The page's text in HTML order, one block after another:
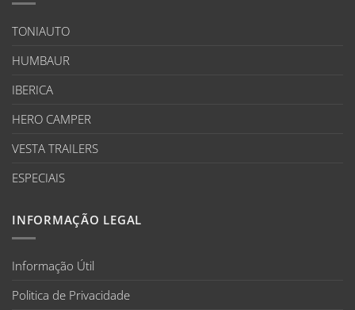
TONIAUTO
HUMBAUR
IBERICA
HERO CAMPER
VESTA TRAILERS
ESPECIAIS
INFORMAÇÃO LEGAL
Informação Útil
Politica de Privacidade